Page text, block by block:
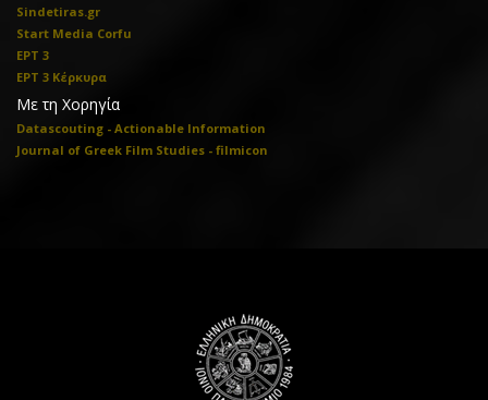
Sindetiras.gr
Start Media Corfu
ΕΡΤ 3
ΕΡΤ 3 Κέρκυρα
Με τη Χορηγία
Datascouting - Actionable Information
Journal of Greek Film Studies - filmicon